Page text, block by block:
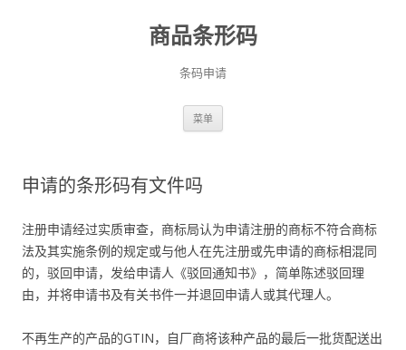
商品条形码
条码申请
菜单
申请的条形码有文件吗
注册申请经过实质审查，商标局认为申请注册的商标不符合商标
法及其实施条例的规定或与他人在先注册或先申请的商标相混同
的，驳回申请，发给申请人《驳回通知书》，简单陈述驳回理
由，并将申请书及有关书件一并退回申请人或其代理人。
不再生产的产品的GTIN，自厂商将该种产品的最后一批货配送出